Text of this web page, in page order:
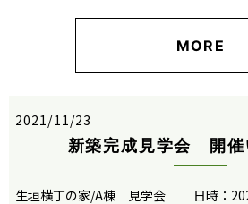
MORE
2021/11/23
新築完成見学会 開催
生垣横丁の家/A棟 見学会 日時：